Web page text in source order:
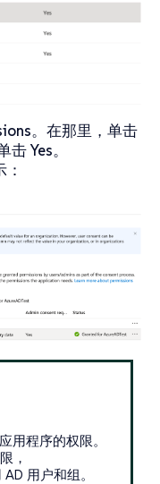
。在那里，单击
击Yes。
用程序的权限。
，
用户和组。